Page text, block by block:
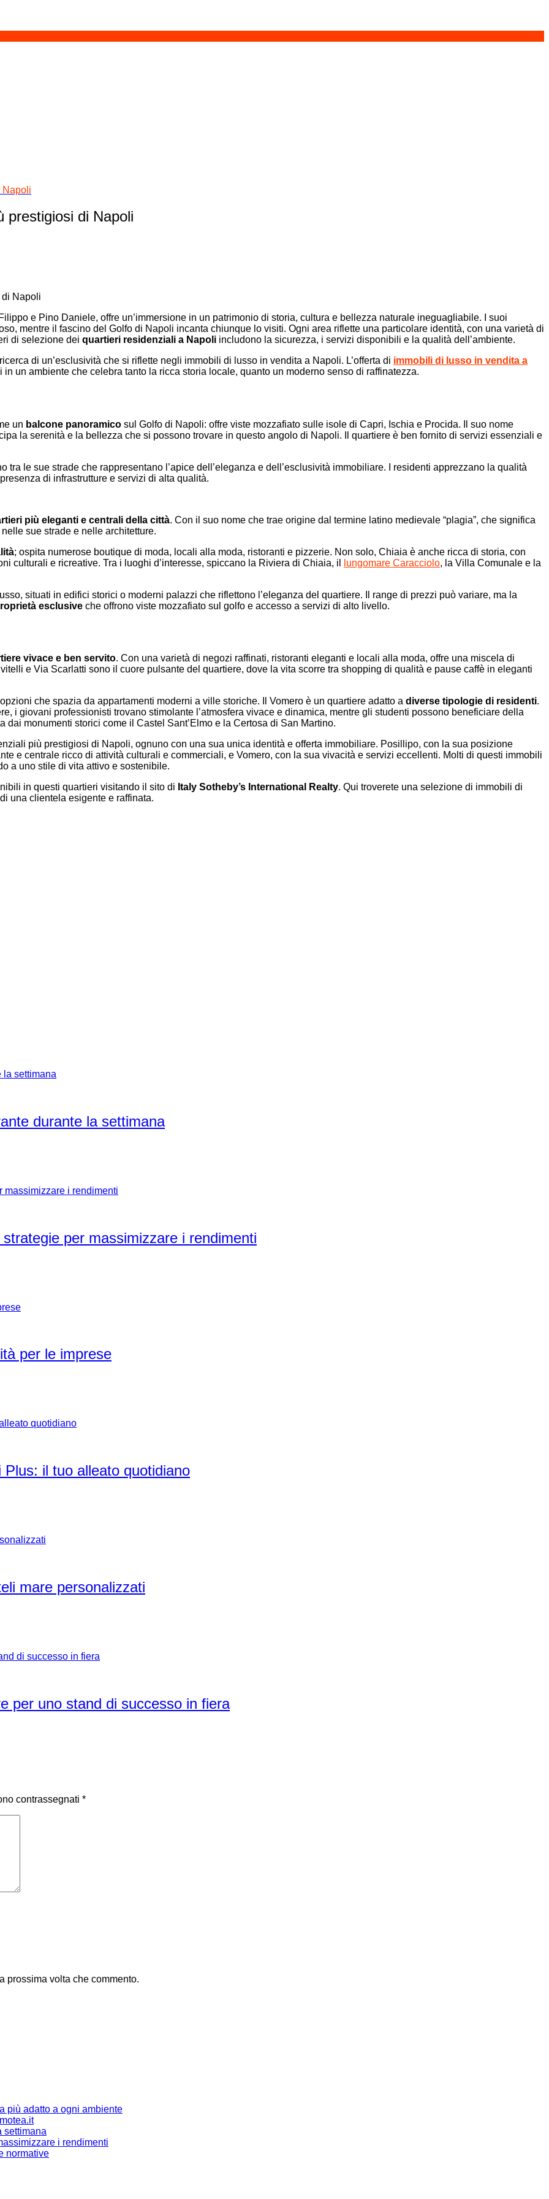
Napoli
prestigiosi di Napoli
e Pino Daniele, offre un’immersione in un patrimonio di storia, cultura e bellezza naturale ineguagliabile. I suoi
mentre il fascino del Golfo di Napoli incanta chiunque lo visiti. Ogni area riflette una particolare identità, con una varietà di
di selezione dei quartieri residenziali a Napoli includono la sicurezza, i servizi disponibili e la qualità dell’ambiente.
di un’esclusività che si riflette negli immobili di lusso in vendita a Napoli. L’offerta di immobili di lusso in vendita a
un ambiente che celebra tanto la ricca storia locale, quanto un moderno senso di raffinatezza.
un balcone panoramico sul Golfo di Napoli: offre viste mozzafiato sulle isole di Capri, Ischia e Procida. Il suo nome
la serenità e la bellezza che si possono trovare in questo angolo di Napoli. Il quartiere è ben fornito di servizi essenziali e
le sue strade che rappresentano l’apice dell’eleganza e dell’esclusività immobiliare. I residenti apprezzano la qualità
di infrastrutture e servizi di alta qualità.
più eleganti e centrali della città. Con il suo nome che trae origine dal termine latino medievale “plagia”, che significa
sue strade e nelle architetture.
; ospita numerose boutique di moda, locali alla moda, ristoranti e pizzerie. Non solo, Chiaia è anche ricca di storia, con
culturali e ricreative. Tra i luoghi d’interesse, spiccano la Riviera di Chiaia, il
lungomare Caracciolo, la Villa Comunale e la
situati in edifici storici o moderni palazzi che riflettono l’eleganza del quartiere. Il range di prezzi può variare, ma la
esclusive che offrono viste mozzafiato sul golfo e accesso a servizi di alto livello.
vivace e ben servito. Con una varietà di negozi raffinati, ristoranti eleganti e locali alla moda, offre una miscela di
e Via Scarlatti sono il cuore pulsante del quartiere, dove la vita scorre tra shopping di qualità e pause caffè in eleganti
che spazia da appartamenti moderni a ville storiche. Il Vomero è un quartiere adatto a diverse tipologie di residenti.
i giovani professionisti trovano stimolante l’atmosfera vivace e dinamica, mentre gli studenti possono beneficiare della
monumenti storici come il Castel Sant’Elmo e la Certosa di San Martino.
più prestigiosi di Napoli, ognuno con una sua unica identità e offerta immobiliare. Posillipo, con la sua posizione
e centrale ricco di attività culturali e commerciali, e Vomero, con la sua vivacità e servizi eccellenti. Molti di questi immobili
a uno stile di vita attivo e sostenibile.
in questi quartieri visitando il sito di Italy Sotheby’s International Realty. Qui troverete una selezione di immobili di
una clientela esigente e raffinata.
durante la settimana
per massimizzare i rendimenti
per le imprese
Plus: il tuo alleato quotidiano
mare personalizzati
per uno stand di successo in fiera
contrassegnati *
prossima volta che commento.
più adatto a ogni ambiente
settimana
i rendimenti
normative